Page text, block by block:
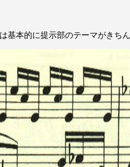
本的に提示部のテーマがきちん